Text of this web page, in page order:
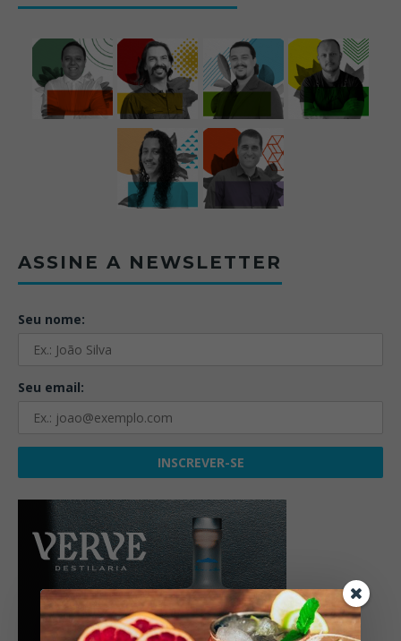
ASSINE A NEWSLETTER
Seu nome:
Seu email: